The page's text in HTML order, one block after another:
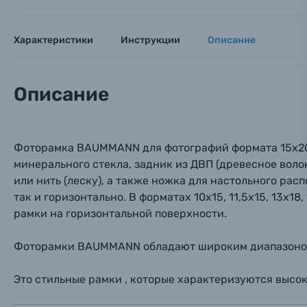
Материалы
Осветительное оборудование
Фоторамки
Фотоальбомы
Характеристики Инструкции Описание
Описание
Фоторамка BAUMMANN для фотографий формата
минерального стекла, задник из ДВП (древесное
или нить (леску), а также ножка для настольного
так и горизонтально. В форматах 10х15, 11,5х15,
рамки на горизонтальной поверхности.
Фоторамки BAUMMANN обладают широким
Это стильные рамки , которые характеризуются